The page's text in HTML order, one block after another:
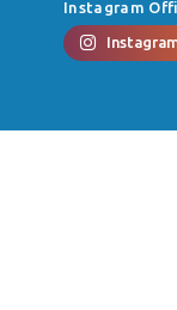
Instagram